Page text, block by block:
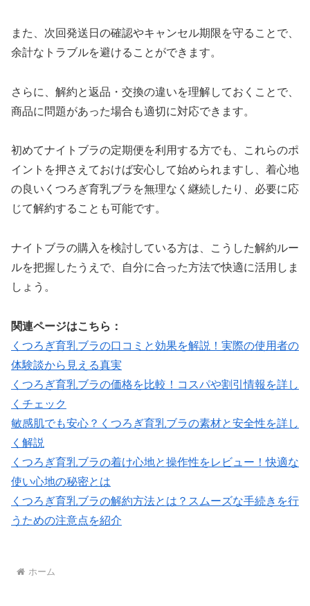
また、次回発送日の確認やキャンセル期限を守ることで、
余計なトラブルを避けることができます。
さらに、解約と返品・交換の違いを理解しておくことで、
商品に問題があった場合も適切に対応できます。
初めてナイトブラの定期便を利用する方でも、これらのポ
イントを押さえておけば安心して始められますし、着心地
の良いくつろぎ育乳ブラを無理なく継続したり、必要に応
じて解約することも可能です。
ナイトブラの購入を検討している方は、こうした解約ルー
ルを把握したうえで、自分に合った方法で快適に活用しま
しょう。
関連ページはこちら：
くつろぎ育乳ブラの口コミと効果を解説！実際の使用者の
体験談から見える真実
くつろぎ育乳ブラの価格を比較！コスパや割引情報を詳し
くチェック
敏感肌でも安心？くつろぎ育乳ブラの素材と安全性を詳し
く解説
くつろぎ育乳ブラの着け心地と操作性をレビュー！快適な
使い心地の秘密とは
くつろぎ育乳ブラの解約方法とは？スムーズな手続きを行
うための注意点を紹介
ホーム